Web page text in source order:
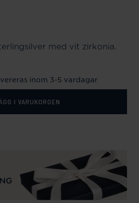
med vit zirkonia.
inom 3-5 vardagar
I VARUKORGEN